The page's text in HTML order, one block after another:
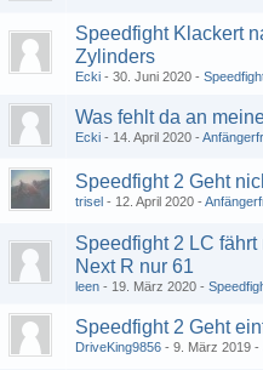
Speedfight Klackert
Zylinders
Ecki 30. Juni 2020
Was fehlt da an
Ecki 14. April 2020
Speedfight 2 Geht
trisel 12. April 2020
Speedfight 2 LC
Next R nur 61
leen 19. März 2020
Speedfight 2 Geht
DriveKing9856 9. März 2019